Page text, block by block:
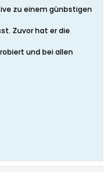
zu einem günbstigen
Zuvor hat er die
und bei allen